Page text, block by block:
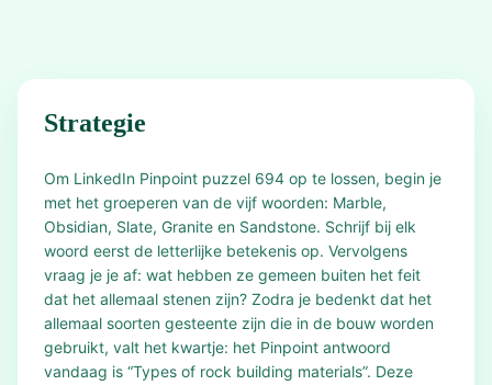
Strategie
Om LinkedIn Pinpoint puzzel 694 op te lossen, begin je
met het groeperen van de vijf woorden: Marble,
Obsidian, Slate, Granite en Sandstone. Schrijf bij elk
woord eerst de letterlijke betekenis op. Vervolgens
vraag je je af: wat hebben ze gemeen buiten het feit
dat het allemaal stenen zijn? Zodra je bedenkt dat het
allemaal soorten gesteente zijn die in de bouw worden
gebruikt, valt het kwartje: het Pinpoint antwoord
vandaag is “Types of rock building materials”. Deze